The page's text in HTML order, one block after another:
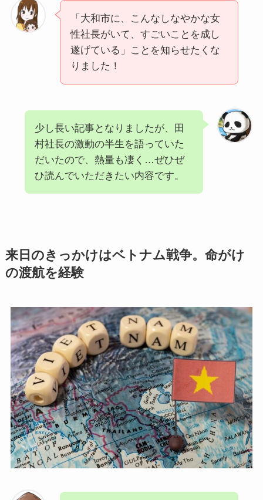
「大和市に、こんなしなやかな女
性社長がいて、すごいことを成し
遂げている」ことを知らせたくな
りました！
少し長い記事となりましたが、田
村社長の激動の半生を語っていた
だいたので、熱量も凄く…ぜひぜ
ひ読んでいただきたい内容です。
来日のきっかけはベトナム戦争。命がけ
の渡航を経験